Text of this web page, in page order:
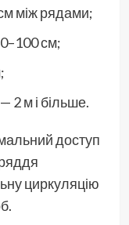
між рядами;
см;
2 м і більше.
доступ
циркуляцію